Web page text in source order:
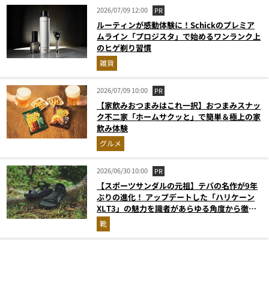
2026/07/09 12:00 PR
ルーティンが感動体験に！Schickのプレミア
ムライン「プロジスタ」で始めるワンランク上
のヒゲ剃り習慣
雑貨
2026/07/09 10:00 PR
【家飲みおつまみはこれ一択】おつまみスナッ
ク不二家「ホームサクッと」で簡単＆極上の家
飲み体験
グルメ
2026/06/30 10:00 PR
【スポーツサンダルの元祖】テバの名作が9年
ぶりの進化！ アップデートした「ハリケーン
XLT3」の魅力を識者があらゆる角度から徹底
解説！
靴